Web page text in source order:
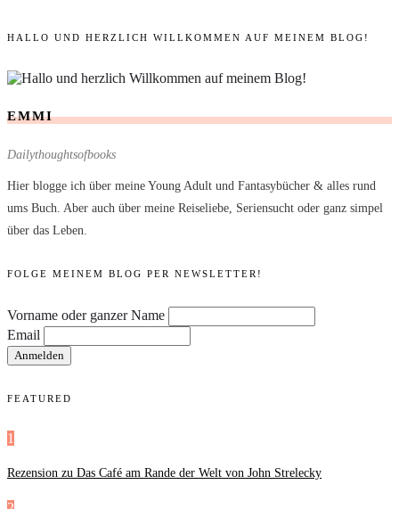
HALLO UND HERZLICH WILLKOMMEN AUF MEINEM BLOG!
EMMI
Dailythoughtsofbooks
Hier blogge ich über meine Young Adult und Fantasybücher & alles rund
ums Buch. Aber auch über meine Reiseliebe, Seriensucht oder ganz simpel
über das Leben.
FOLGE MEINEM BLOG PER NEWSLETTER!
Vorname oder ganzer Name
Email
FEATURED
1
Rezension zu Das Café am Rande der Welt von John Strelecky